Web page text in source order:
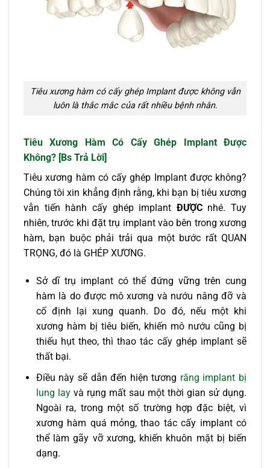
Tiêu xương hàm có cấy ghép Implant được không vẫn
luôn là thắc mắc của rất nhiều bệnh nhân.
Tiêu Xương Hàm Có Cấy Ghép Implant Được
Không? [Bs Trả Lời]
Tiêu xương hàm có cấy ghép Implant được không?
Chúng tôi xin khẳng định rằng, khi bạn bị tiêu xương
vẫn tiến hành cấy ghép implant ĐƯỢCnhé. Tuy
nhiên, trước khi đặt trụ implant vào bên trong xương
hàm, bạn buộc phải trải qua một bước rất QUAN
TRỌNG, đó là GHÉP XƯƠNG.
Sở dĩ trụ implant có thể đứng vững trên cung
hàm là do được mô xương và nướu nâng đỡ và
cố định lại xung quanh. Do đó, nếu một khi
xương hàm bị tiêu biến, khiến mô nướu cũng bị
thiếu hụt theo, thì thao tác cấy ghép implant sẽ
thất bại.
Điều này sẽ dẫn đến hiện tương răng implant bị
lung layvà rụng mất sau một thời gian sử dụng.
Ngoài ra, trong một số trường hợp đặc biệt, vì
xương hàm quá mỏng, thao tác cấy implant có
thể làm gãy vỡ xương, khiến khuôn mặt bị biến
dạng.